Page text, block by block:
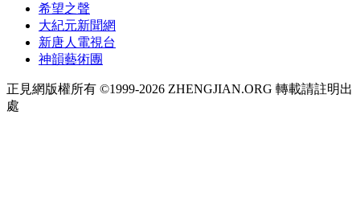
希望之聲
大紀元新聞網
新唐人電視台
神韻藝術團
正見網版權所有 ©1999-2026 ZHENGJIAN.ORG 轉載請註明出
處